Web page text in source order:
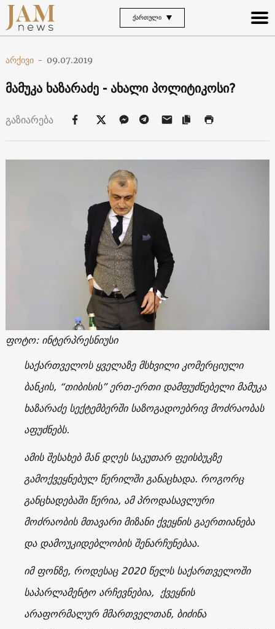
ᲥᲐᲠᲗᲣᲚᲘ
არქივი - 09.07.2019
მამუკა ხაზარაძე - ახალი პოლიტიკოსი?
გაზიარება
ფოტო: ინტერპრესნიუსი
საქართველოს ყველაზე მსხვილი კომერციული
ბანკის, “თიბისის” ერთ-ერთი დამფუძნებელი მამუკა
ხაზარაძე სექტემბერში საზოგადოებრივ მოძრაობას
აფუძნებს.
ამის შესახებ მან დღეს საკუთარ ფეისბუკზე
გამოქვეყნებულ წერილში განაცხადა. როგორც
განცხადებაში წერია, ამ პროდასავლური
მოძრაობის მთავარი მიზანი ქვეყნის გაერთიანება
და დამოუკიდებლობის შენარჩუნებაა.
იმ ფონზე, როდესაც 2020 წელს საქართველოში
საპარლამენტო არჩევნებია, ქვეყნის
არაფორმალურ მმართველთან, ბიძინა